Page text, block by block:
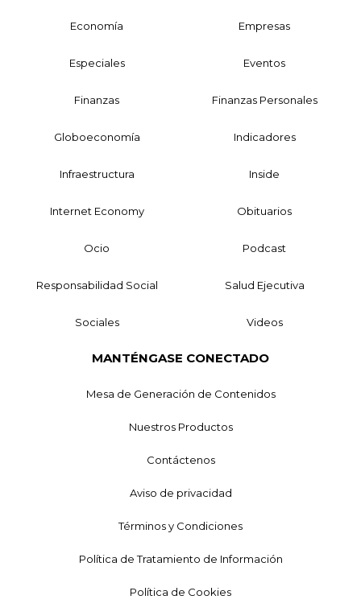
Economía Empresas
Especiales Eventos
Finanzas Finanzas Personales
Globoeconomía Indicadores
Infraestructura Inside
Internet Economy Obituarios
Ocio Podcast
Responsabilidad Social Salud Ejecutiva
Sociales Videos
MANTÉNGASE CONECTADO
Mesa de Generación de Contenidos
Nuestros Productos
Contáctenos
Aviso de privacidad
Términos y Condiciones
Política de Tratamiento de Información
Política de Cookies